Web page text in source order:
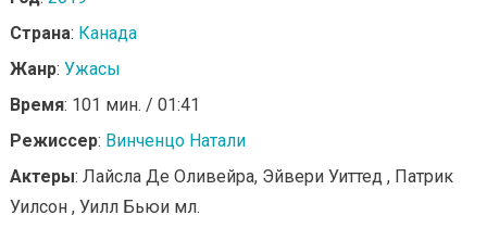
Страна: Канада
Жанр: Ужасы
Время: 101 мин. / 01:41
Режиссер: Винченцо Натали
Актеры: Лайсла Де Оливейра, Эйвери Уиттед , Патрик
Уилсон , Уилл Бьюи мл.